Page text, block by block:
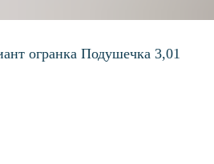
огранка Подушечка 3,01